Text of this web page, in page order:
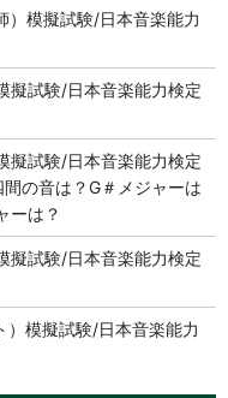
）模擬試験/日本音楽能力
擬試験/日本音楽能力検定
擬試験/日本音楽能力検定
の音は？G＃メジャーは
ーは？
擬試験/日本音楽能力検定
）模擬試験/日本音楽能力